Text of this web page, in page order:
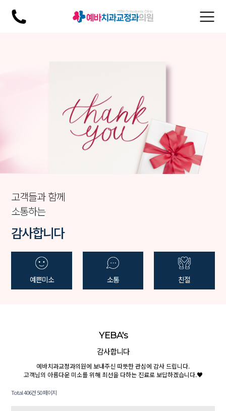
×
고객들과 함께
소통하는
감사합니다
예쁜미소 소통 친절
YEBA's
감사합니다
예바치과교정과의원에 보내주신 따뜻한 관심에 감사 드립니다.
고객님의 아름다운 미소를 위해 최선을 다하는 진료로 보답하겠습니다.♥
Total 406건50 페이지